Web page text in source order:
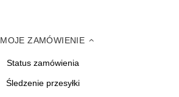
MOJE ZAMÓWIENIE
Status zamówienia
Śledzenie przesyłki